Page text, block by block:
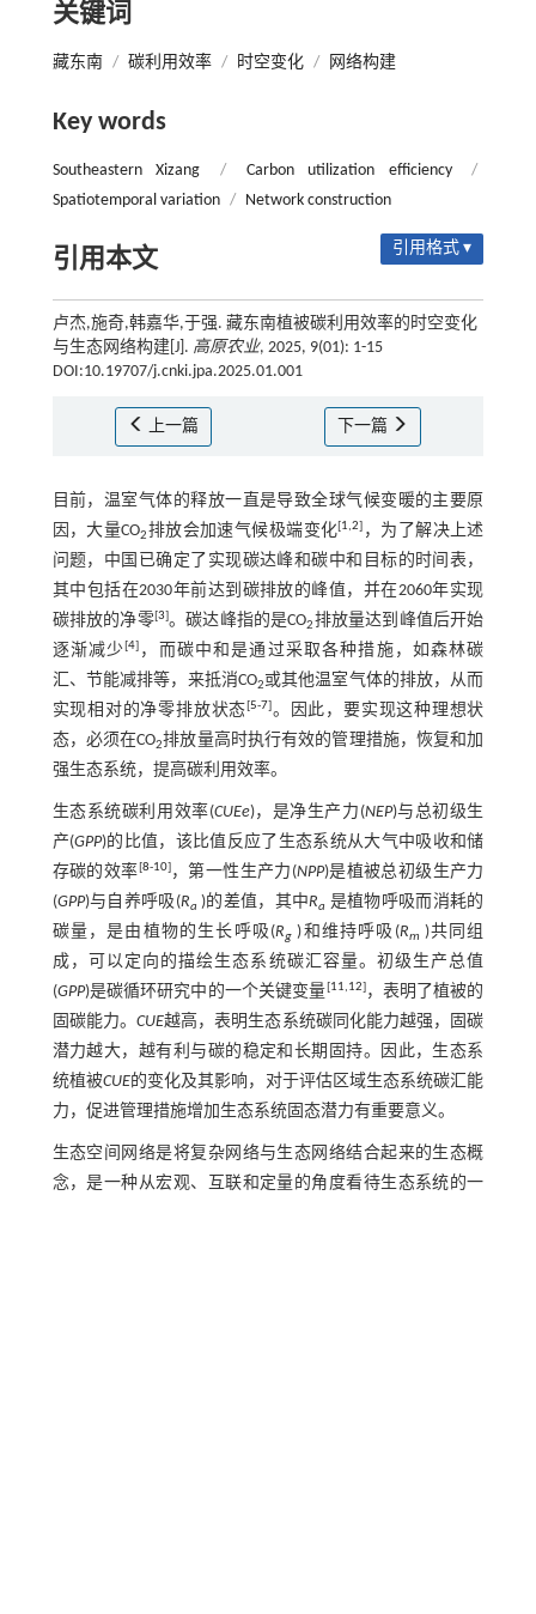
关键词
藏东南 / 碳利用效率 / 时空变化 / 网络构建
Key words
Southeastern Xizang / Carbon utilization efficiency
/
Spatiotemporal variation / Network construction
引用本文 引用格式 ▾
卢杰,施奇,韩嘉华,于强. 藏东南植被碳利用效率的时空变化
与生态网络构建[J]. 高原农业, 2025, 9(01): 1-15
DOI:10.19707/j.cnki.jpa.2025.01.001
上一篇 下一篇
目前，温室气体的释放一直是导致全球气候变暖的主要原
因，大量CO2排放会加速气候极端变化[1,2] ，为了解决上述
问题，中国已确定了实现碳达峰和碳中和目标的时间表，
其中包括在2030年前达到碳排放的峰值，并在2060年实现
碳排放的净零[3]。碳达峰指的是CO2排放量达到峰值后开始
逐渐减少[4] ，而碳中和是通过采取各种措施，如森林碳
汇、节能减排等，来抵消CO2或其他温室气体的排放，从而
实现相对的净零排放状态[5-7]。因此，要实现这种理想状
态，必须在CO2排放量高时执行有效的管理措施，恢复和加
强生态系统，提高碳利用效率。
生态系统碳利用效率(CUEe)，是净生产力(NEP)与总初级生
产(GPP)的比值，该比值反应了生态系统从大气中吸收和储
存碳的效率[8-10]，第一性生产力(NPP)是植被总初级生产力
(GPP)与自养呼吸(Ra )的差值，其中Ra 是植物呼吸而消耗的
碳量，是由植物的生长呼吸(Rg )和维持呼吸(Rm )共同组
成，可以定向的描绘生态系统碳汇容量。初级生产总值
(GPP)是碳循环研究中的一个关键变量[11,12]，表明了植被的
固碳能力。 CUE越高，表明生态系统碳同化能力越强，固碳
潜力越大，越有利与碳的稳定和长期固持。因此，生态系
统植被CUE的变化及其影响，对于评估区域生态系统碳汇能
力，促进管理措施增加生态系统固态潜力有重要意义。
生态空间网络是将复杂网络与生态网络结合起来的生态概
念，是一种从宏观、互联和定量的角度看待生态系统的一